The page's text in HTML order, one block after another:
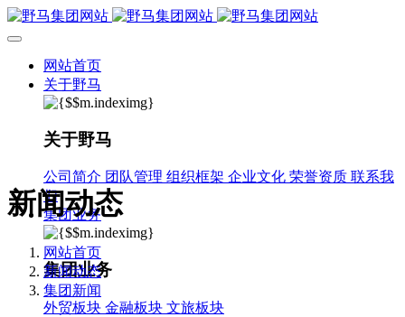
网站首页
关于野马
关于野马
公司简介 团队管理 组织框架 企业文化 荣誉资质 联系我
们
集团业务
集团业务
外贸板块 金融板块 文旅板块
新闻动态
网站首页
新闻动态
集团新闻